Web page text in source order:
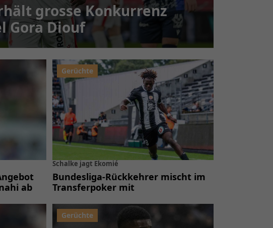
grosse Konkurrenz
Gora Diouf
ab
Schalke jagt Ekomié
Bundesliga-Rückkehrer mischt im
Transferpoker mit